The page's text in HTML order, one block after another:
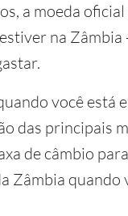
a moeda
na
você está
das principais
de câmbio
Zâmbia